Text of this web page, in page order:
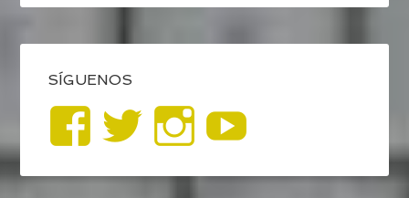
SÍGUENOS
Ver
perfil
Ver
perfil
Ver
perfil